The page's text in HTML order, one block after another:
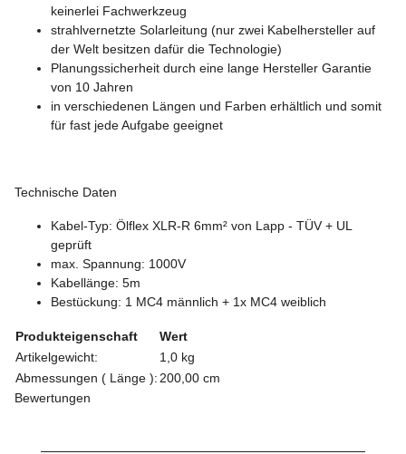
keinerlei Fachwerkzeug
strahlvernetzte Solarleitung (nur zwei Kabelhersteller auf
der Welt besitzen dafür die Technologie)
Planungssicherheit durch eine lange Hersteller Garantie
von 10 Jahren
in verschiedenen Längen und Farben erhältlich und somit
für fast jede Aufgabe geeignet
Technische Daten
Kabel-Typ: Ölflex XLR-R 6mm² von Lapp - TÜV + UL
geprüft
max. Spannung: 1000V
Kabellänge: 5m
Bestückung: 1 MC4 männlich + 1x MC4 weiblich
Produkteigenschaft
Wert
Artikelgewicht:
1,0 kg
Abmessungen ( Länge ): 200,00 cm
Bewertungen